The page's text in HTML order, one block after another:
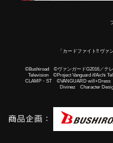
「カードファイト!! ヴ
©Bushiroad ©ヴァンガードG2016／テ
Television ©Project Vanguard if/Aichi
CLAMP・ST ©VANGUARD
Divinez Character